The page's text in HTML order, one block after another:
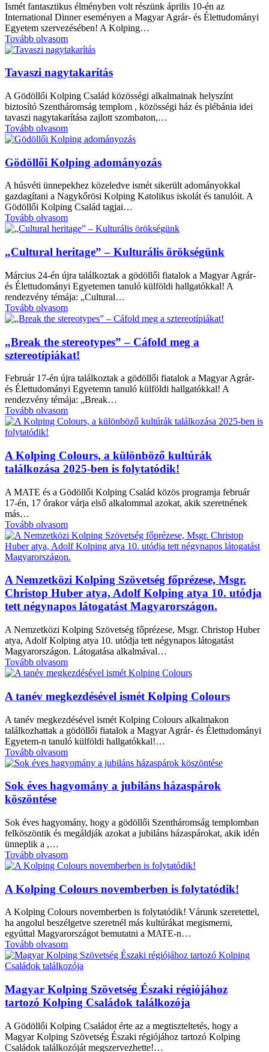
Ismét fantasztikus élményben volt részünk április 10-én az
International Dinner eseményen a Magyar Agrár- és Élettudományi
Egyetem szervezésében! A Kolping…
Tovább olvasom
Tavaszi nagytakarítás
A Gödöllői Kolping Család közösségi alkalmainak helyszínt
biztosító Szentháromság templom , közösségi ház és plébánia idei
tavaszi nagytakarítása zajlott szombaton,…
Tovább olvasom
Gödöllői Kolping adományozás
A húsvéti ünnepekhez közeledve ismét sikerült adományokkal
gazdagítani a Nagykőrösi Kolping Katolikus iskolát és tanulóit. A
Gödöllői Kolping Család tagjai…
Tovább olvasom
„Cultural heritage” – Kulturális örökségünk
Március 24-én újra találkoztak a gödöllői fiatalok a Magyar Agrár-
és Élettudományi Egyetemen tanuló külföldi hallgatókkal! A
rendezvény témája: „Cultural…
Tovább olvasom
„Break the stereotypes” – Cáfold meg a
sztereotípiákat!
Február 17-én újra találkoztak a gödöllői fiatalok a Magyar Agrár-
és Élettudományi Egyetemn tanuló külföldi hallgatókkal! A
rendezvény témája: „Break…
Tovább olvasom
A Kolping Colours, a különböző kultúrák
találkozása 2025-ben is folytatódik!
A MATE és a Gödöllői Kolping Család közös programja február
17-én, 17 órakor várja első alkalommal azokat, akik szeretnének
más…
Tovább olvasom
A Nemzetközi Kolping Szövetség főprézese, Msgr.
Christop Huber atya, Adolf Kolping atya 10. utódja
tett négynapos látogatást Magyarországon.
A Nemzetközi Kolping Szövetség főprézese, Msgr. Christop Huber
atya, Adolf Kolping atya 10. utódja tett négynapos látogatást
Magyarországon. Látogatása alkalmával…
Tovább olvasom
A tanév megkezdésével ismét Kolping Colours
A tanév megkezdésével ismét Kolping Colours alkalmakon
találkozhattak a gödöllői fiatalok a Magyar Agrár- és Élettudományi
Egyetem-n tanuló külföldi hallgatókkal!…
Tovább olvasom
Sok éves hagyomány a jubiláns házaspárok
köszöntése
Sok éves hagyomány, hogy a gödöllői Szentháromság templomban
felköszöntik és megáldják azokat a jubiláns házaspárokat, akik idén
ünneplik a ,…
Tovább olvasom
A Kolping Colours novemberben is folytatódik!
A Kolping Colours novemberben is folytatódik! Várunk szeretettel,
ha angolul beszélgetve szeretnél más kultúrákat megismerni,
egyúttal Magyarországot bemutatni a MATE-n…
Tovább olvasom
Magyar Kolping Szövetség Északi régiójához
tartozó Kolping Családok találkozója
A Gödöllői Kolping Családot érte az a megtiszteltetés, hogy a
Magyar Kolping Szövetség Északi régiójához tartozó Kolping
Családok találkozóját megszervezhette!…